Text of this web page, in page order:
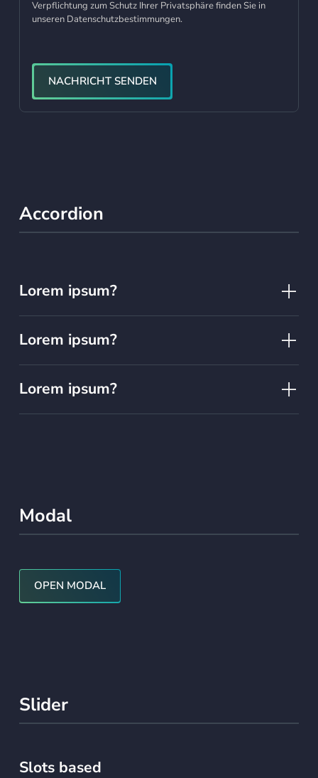
Verpflichtung zum Schutz Ihrer Privatsphäre finden Sie in
unseren Datenschutzbestimmungen.
NACHRICHT SENDEN
Accordion
Lorem ipsum?
Lorem ipsum?
Lorem ipsum?
Modal
OPEN MODAL
Slider
Slots based